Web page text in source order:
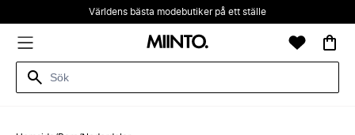
Världens bästa modebutiker på ett ställe